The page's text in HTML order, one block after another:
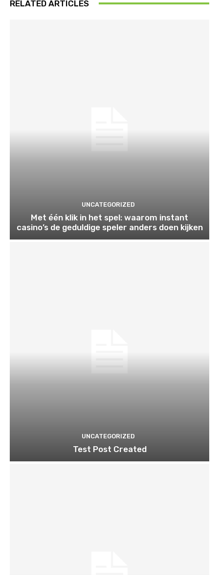
RELATED ARTICLES
UNCATEGORIZED
Met één klik in het spel: waarom instant
casino’s de geduldige speler anders doen kijken
UNCATEGORIZED
Test Post Created